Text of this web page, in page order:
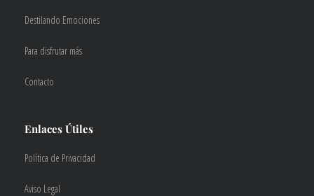
Destilando Emociones
Para disfrutar más
Contacto
Enlaces Útiles
Política de Privacidad
Aviso Legal